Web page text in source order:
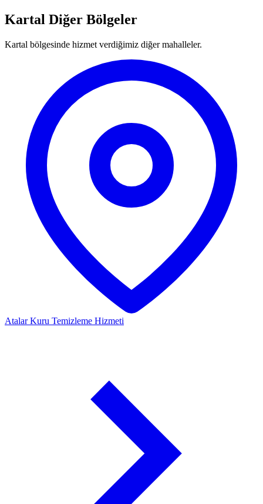
Kartal Diğer Bölgeler
Kartal bölgesinde hizmet verdiğimiz diğer mahalleler.
AtalarKuru Temizleme Hizmeti